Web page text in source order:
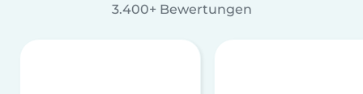
3.400+ Bewertungen